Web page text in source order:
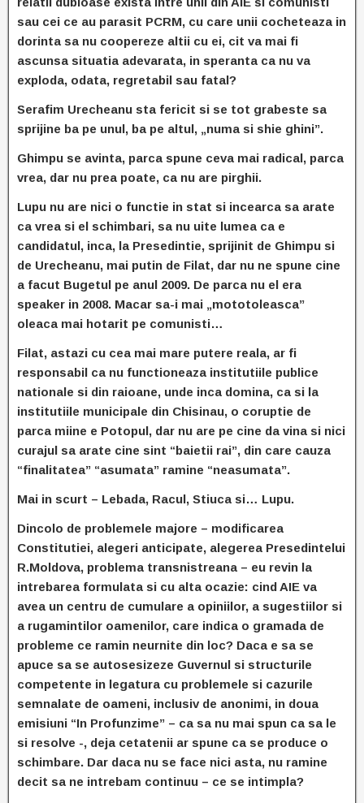
sau cei ce au parasit PCRM, cu care unii cocheteaza in
dorinta sa nu coopereze altii cu ei, cit va mai fi
ascunsa situatia adevarata, in speranta ca nu va
exploda, odata, regretabil sau fatal?
Serafim Urecheanu sta fericit si se tot grabeste sa
sprijine ba pe unul, ba pe altul, „numa si shie ghini”.
Ghimpu se avinta, parca spune ceva mai radical, parca
vrea, dar nu prea poate, ca nu are pirghii.
Lupu nu are nici o functie in stat si incearca sa arate
ca vrea si el schimbari, sa nu uite lumea ca e
candidatul, inca, la Presedintie, sprijinit de Ghimpu si
de Urecheanu, mai putin de Filat, dar nu ne spune cine
a facut Bugetul pe anul 2009. De parca nu el era
speaker in 2008. Macar sa-i mai „mototoleasca”
oleaca mai hotarit pe comunisti…
Filat, astazi cu cea mai mare putere reala, ar fi
responsabil ca nu functioneaza institutiile publice
nationale si din raioane, unde inca domina, ca si la
institutiile municipale din Chisinau, o coruptie de
parca miine e Potopul, dar nu are pe cine da vina si nici
curajul sa arate cine sint “baietii rai”, din care cauza
“finalitatea” “asumata” ramine “neasumata”.
Mai in scurt – Lebada, Racul, Stiuca si… Lupu.
Dincolo de problemele majore – modificarea
Constitutiei, alegeri anticipate, alegerea Presedintelui
R.Moldova, problema transnistreana – eu revin la
intrebarea formulata si cu alta ocazie: cind AIE va
avea un centru de cumulare a opiniilor, a sugestiilor si
a rugamintilor oamenilor, care indica o gramada de
probleme ce ramin neurnite din loc? Daca e sa se
apuce sa se autosesizeze Guvernul si structurile
competente in legatura cu problemele si cazurile
semnalate de oameni, inclusiv de anonimi, in doua
emisiuni “In Profunzime” – ca sa nu mai spun ca sa le
si resolve -, deja cetatenii ar spune ca se produce o
schimbare. Dar daca nu se face nici asta, nu ramine
decit sa ne intrebam continuu – ce se intimpla?